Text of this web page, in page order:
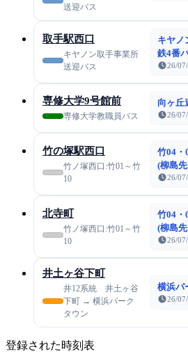
送迎バス
取手駅西口
キヤノン取手事業所
送迎バス
キヤノ
鉄4番
26/
専修大学9号館前
専修大学教職員バス
向ヶ丘
26/
竹の塚駅西口
竹ノ塚西口:竹01～竹
10
竹04・
(柳島
26/
北寺町
竹ノ塚西口:竹01～竹
10
竹04・
(柳島
26/
井土ヶ谷下町
井12系統 井土ヶ谷
下町 → 横浜パーク
タウン
横浜パ
26/
登録された時刻表